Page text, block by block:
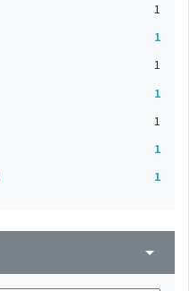
1
1
1
1
1
1
1
arrow_drop_down